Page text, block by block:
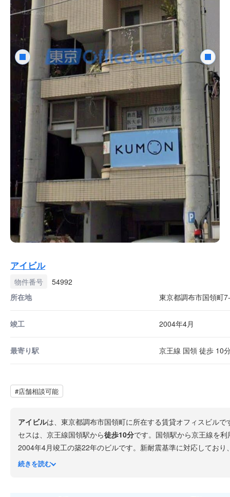
アイビル
物件番号
54992
所在地
東京都調布市国領町
竣工 2004年4月
最寄り駅 京王線 国領 徒歩 10
#店舗相談可能
アイビルは、東京都調布市国領町に所在する賃貸オフィスビルです
セスは、京王線国領駅から徒歩10分です。国領駅から京王線を
2004年4月竣工の築22年のビルです。新耐震基準に対応してお
続きを読む